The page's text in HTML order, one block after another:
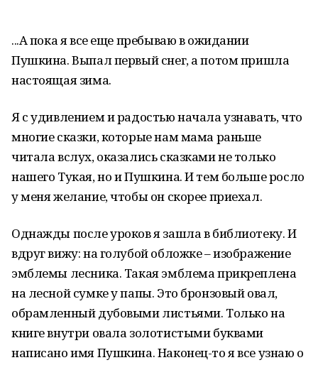
...А пока я все еще пребываю в ожидании
Пушкина. Выпал первый снег, а потом пришла
настоящая зима.
Я с удивлением и радостью начала узнавать, что
многие сказки, которые нам мама раньше
читала вслух, оказались сказками не только
нашего Тукая, но и Пушкина. И тем больше росло
у меня желание, чтобы он скорее приехал.
Однажды после уроков я зашла в библиотеку. И
вдруг вижу: на голубой обложке – изображение
эмблемы лесника. Такая эмблема прикреплена
на лесной сумке у папы. Это бронзовый овал,
обрамленный дубовыми листьями. Только на
книге внутри овала золотистыми буквами
написано имя Пушкина. Наконец-то я все узнаю о